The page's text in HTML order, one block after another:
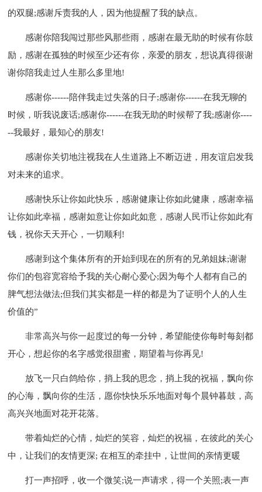
的双腿;感谢斥责我的人，因为他提醒了我的缺点。
感谢你陪我闯过那些风那些雨，感谢在最无助的时候有你鼓
励，感谢在孤独的时候至少还有你，亲爱的朋友，想说真得很谢
谢你陪我走过人生那么多里地!
感谢你------陪伴我走过失落的日子;感谢你------在我无聊的
时候，听我说废话;感谢你------在我无助的时候帮了我;感谢你----
--我最好，最知心的朋友!
感谢你关切地注视我在人生道路上不断迈进，用友谊启发我
对未来的追求。
感谢快乐让你如此快乐，感谢健康让你如此健康，感谢幸福
让你如此幸福，感谢如意让你如此如意，感谢人民币让你如此有
钱，祝你天天开心，一切顺利!
感谢到这个集体所有的开始到现在的所有的兄弟姐妹;谢谢
你们的包容宽容给予我的关心耐心爱心;因为每个人都有自己的
脾气想法做法;但我们其实都是一样的都是为了证明个人的人生
价值的”
非常高兴与你一起度过的每一分钟，希望能使你每时每刻都
开心，想起你的名字感觉很甜蜜，期望着与你再见!
放飞一只白鸽给你，捎上我的思念，捎上我的祝福，飘向你
的心海，飘向你的生活，愿你快快乐乐地面对每个晨钟暮鼓，高
高兴兴地面对花开花落。
带着灿烂的心情，灿烂的笑容，灿烂的祝福，在彼此的关心
中，让我们的友情更深; 在相互的牵挂中，让世间的亲情更暖
打一声招呼，收一个微笑;说一声请求，得一个关照;表一声